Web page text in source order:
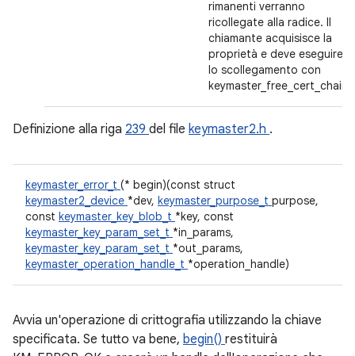
rimanenti verranno
ricollegate alla radice. Il
chiamante acquisisce la
proprietà e deve eseguire
lo scollegamento con
keymaster_free_cert_chain.
Definizione alla riga 239 del file keymaster2.h .
keymaster_error_t (* begin)(const struct
keymaster2_device *dev, keymaster_purpose_t purpose,
const keymaster_key_blob_t *key, const
keymaster_key_param_set_t *in_params,
keymaster_key_param_set_t *out_params,
keymaster_operation_handle_t *operation_handle)
Avvia un'operazione di crittografia utilizzando la chiave
specificata. Se tutto va bene, begin() restituirà